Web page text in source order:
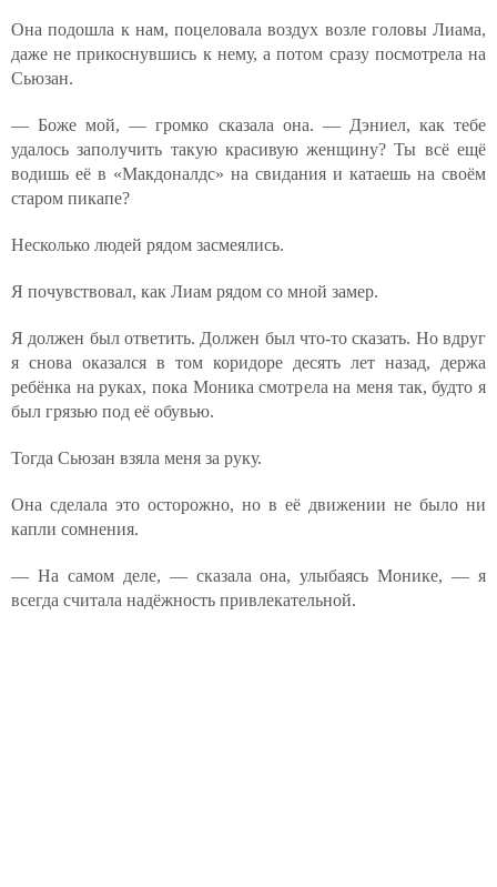
Она подошла к нам, поцеловала воздух возле головы Лиама,
даже не прикоснувшись к нему, а потом сразу посмотрела на
Сьюзан.
— Боже мой, — громко сказала она. — Дэниел, как тебе
удалось заполучить такую красивую женщину? Ты всё ещё
водишь её в «Макдоналдс» на свидания и катаешь на своём
старом пикапе?
Несколько людей рядом засмеялись.
Я почувствовал, как Лиам рядом со мной замер.
Я должен был ответить. Должен был что-то сказать. Но вдруг
я снова оказался в том коридоре десять лет назад, держа
ребёнка на руках, пока Моника смотрела на меня так, будто я
был грязью под её обувью.
Тогда Сьюзан взяла меня за руку.
Она сделала это осторожно, но в её движении не было ни
капли сомнения.
— На самом деле, — сказала она, улыбаясь Монике, — я
всегда считала надёжность привлекательной.